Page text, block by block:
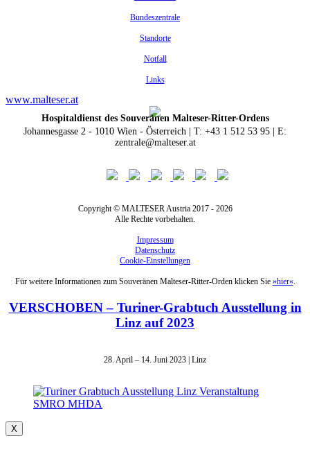
Bundeszentrale
Standorte
Notfall
Links
www.malteser.at
Hospitaldienst des Souveränen Malteser-Ritter-Ordens
Johannesgasse 2 - 1010 Wien - Österreich | T: +43 1 512 53 95 | E:
zentrale@malteser.at
Copyright © MALTESER Austria 2017 - 2026
Alle Rechte vorbehalten.
Impressum
Datenschutz
Cookie-Einstellungen
Für weitere Informationen zum Souveränen Malteser-Ritter-Orden klicken Sie »hier«.
VERSCHOBEN – Turiner-Grabtuch Ausstellung in
Linz auf 2023
28. April – 14. Juni 2023 | Linz
X